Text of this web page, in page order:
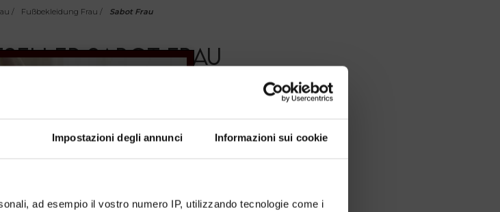
Impostazioni degli annunci Informazioni sui cookie
ad esempio il vostro numero IP, utilizzando tecnologie come i
/ Fußbekleidung Frau / Sabot Frau
SABOT FRAU